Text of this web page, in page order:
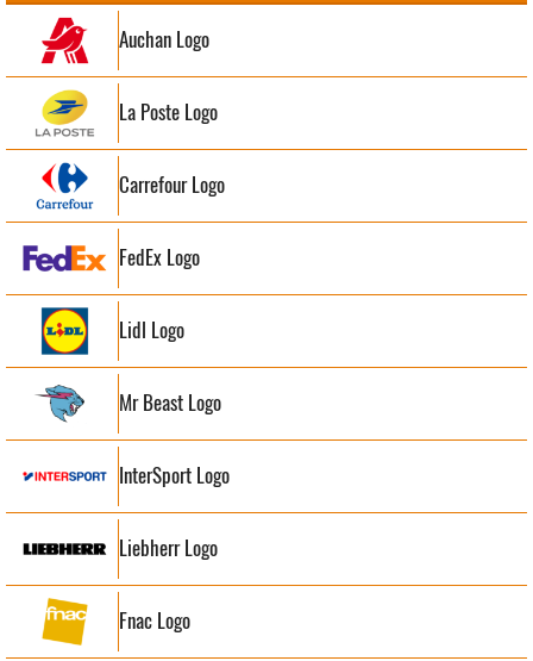
Auchan Logo
La Poste Logo
Carrefour Logo
FedEx Logo
Lidl Logo
Mr Beast Logo
InterSport Logo
Liebherr Logo
Fnac Logo